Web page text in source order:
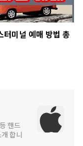
터미널 예매 방법 총
핸드
합니